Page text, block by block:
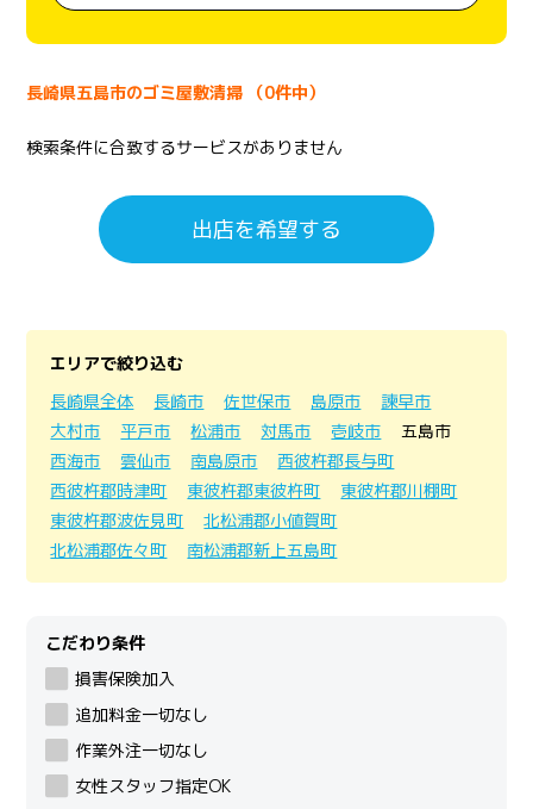
長崎県五島市のゴミ屋敷清掃 （0件中）
検索条件に合致するサービスがありません
出店を希望する
エリアで絞り込む
長崎県全体
長崎市 佐世保市 島原市
諫早市
大村市
平戸市 松浦市 対馬市 壱岐市
五島市
西海市
雲仙市 南島原市
西彼杵郡長与町
西彼杵郡時津町
東彼杵郡東彼杵町
東彼杵郡川棚町
東彼杵郡波佐見町
北松浦郡小値賀町
北松浦郡佐々町
南松浦郡新上五島町
こだわり条件
損害保険加入
追加料金一切なし
作業外注一切なし
女性スタッフ指定OK